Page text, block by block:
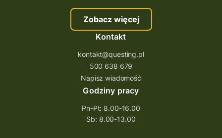
szkolenie questing
Stefan Żeromski
ścieżka
Rzeszów
questy świętokrzyskie
questujwpolsce
questuj z nami
questingwyprawa po skarb
questingowy projekt współpracy
questing wielkopolska
Zobacz więcej
Kontakt
kontakt@questing.pl
500 638 679
Napisz wiadomość
Godziny pracy
Pn-Pt: 8.00-16.00
Sb: 8.00-13.00